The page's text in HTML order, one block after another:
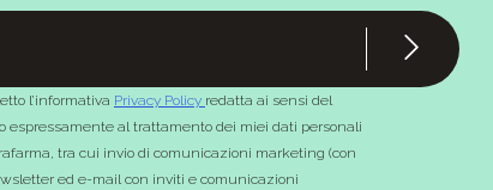
l’informativa Privacy Policy redatta ai sensi del
espressamente al trattamento dei miei dati personali
tra cui invio di comunicazioni marketing (con
ed e-mail con inviti e comunicazioni